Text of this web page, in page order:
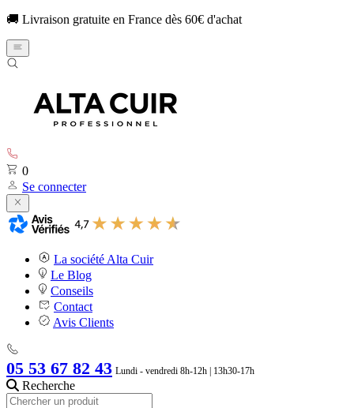
🚚 Livraison gratuite en France dès 60€ d'achat
0
Se connecter
La société Alta Cuir
Le Blog
Conseils
Contact
Avis Clients
05 53 67 82 43 Lundi - vendredi 8h-12h | 13h30-17h
Recherche